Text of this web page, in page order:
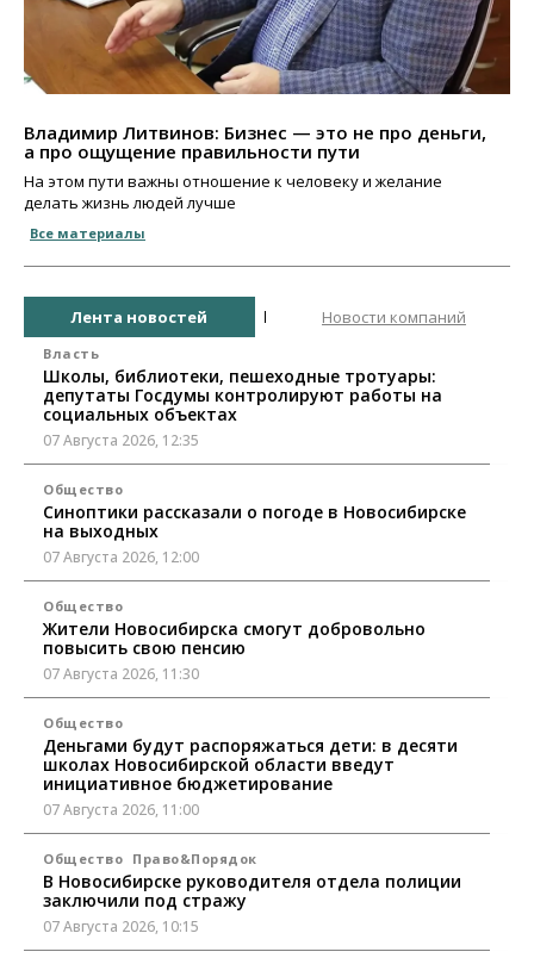
Владимир Литвинов: Бизнес — это не про деньги,
а про ощущение правильности пути
На этом пути важны отношение к человеку и желание
делать жизнь людей лучше
Все материалы
Лента новостей Новости компаний
Власть
Школы, библиотеки, пешеходные тротуары:
депутаты Госдумы контролируют работы на
социальных объектах
07 Августа 2026, 12:35
Общество
Синоптики рассказали о погоде в Новосибирске
на выходных
07 Августа 2026, 12:00
Общество
Жители Новосибирска смогут добровольно
повысить свою пенсию
07 Августа 2026, 11:30
Общество
Деньгами будут распоряжаться дети: в десяти
школах Новосибирской области введут
инициативное бюджетирование
07 Августа 2026, 11:00
Общество Право&Порядок
В Новосибирске руководителя отдела полиции
заключили под стражу
07 Августа 2026, 10:15